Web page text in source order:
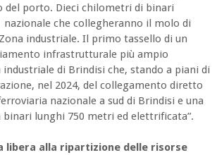
del porto. Dieci chilometri di binari
che collegheranno il molo di
industriale. Il primo tassello di un
infrastrutturale più ampio
industriale di Brindisi che, stando a piani di
nel 2024, del collegamento diretto
nazionale a sud di Brindisi e una
binari lunghi 750 metri ed elettrificata”.
libera alla ripartizione delle risorse